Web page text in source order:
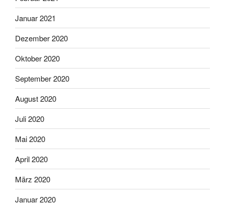
Januar 2021
Dezember 2020
Oktober 2020
September 2020
August 2020
Juli 2020
Mai 2020
April 2020
März 2020
Januar 2020